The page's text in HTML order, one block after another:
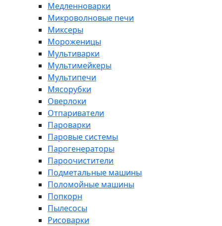
Медленноварки
Микроволновые печи
Миксеры
Мороженицы
Мультиварки
Мультимейкеры
Мультипечи
Мясорубки
Оверлоки
Отпариватели
Пароварки
Паровые системы
Парогенераторы
Пароочистители
Подметальные машины
Поломойные машины
Попкорн
Пылесосы
Рисоварки